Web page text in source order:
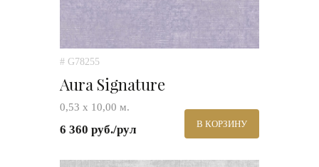
# G78255
Aura Signature
0,53 х 10,00 м.
6 360 руб./рул В КОРЗИНУ